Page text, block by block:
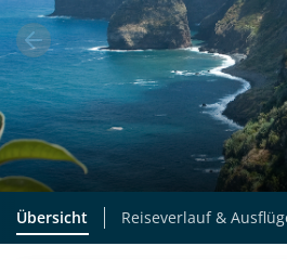
Übersicht Reiseverlauf &
Persönliche Daten
Vorname
E-Mail*